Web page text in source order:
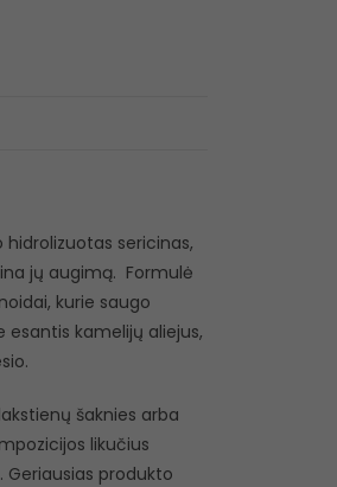
sericinas,
jų augimą. Formulė
kurie saugo
esantis kamelijų aliejus,
šaknies arba
likučius
produkto